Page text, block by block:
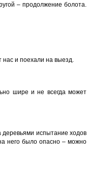
– продолжение болота.
нас и поехали на выезд.
шире и не всегда может
деревьями испытание ходов
него было опасно – можно